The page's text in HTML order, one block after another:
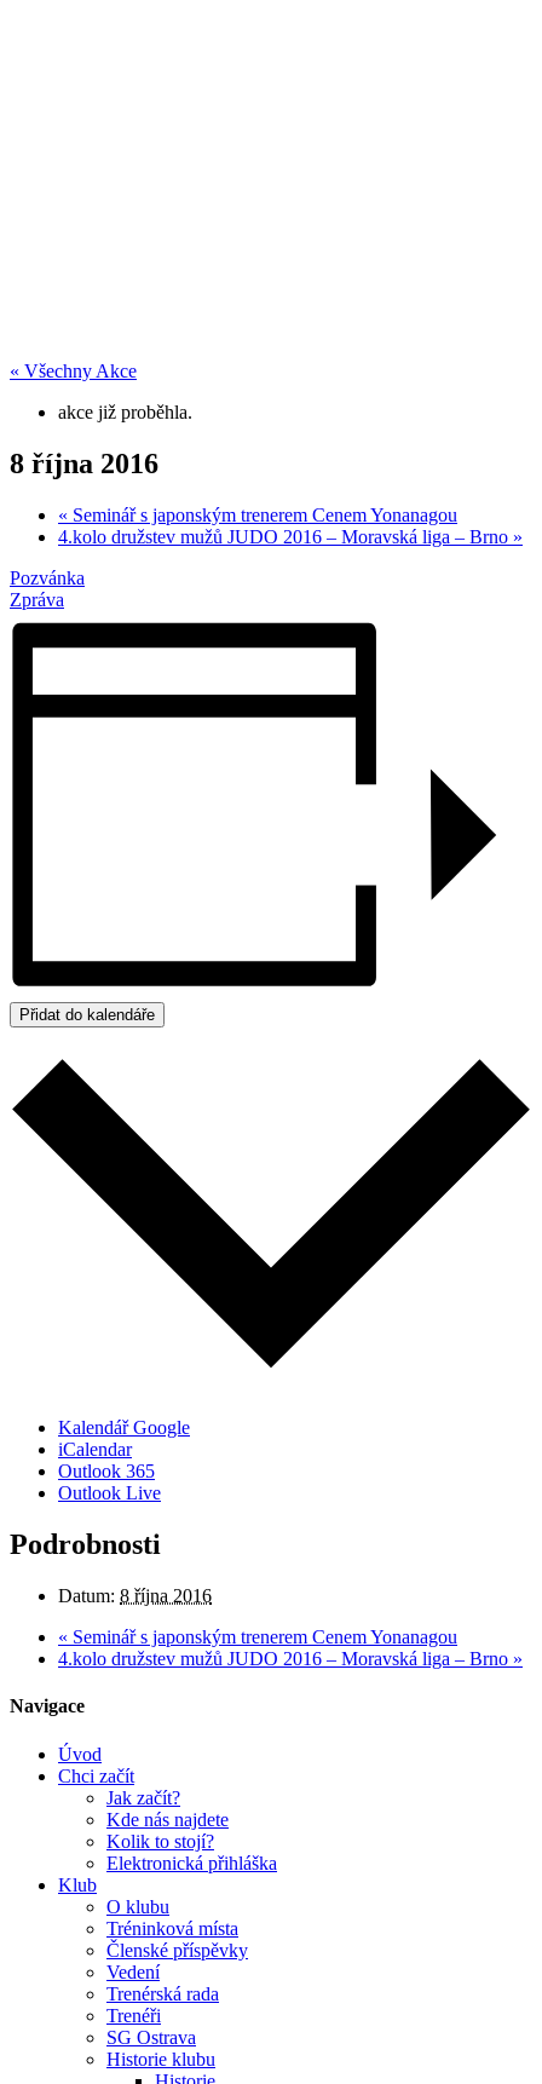
« Všechny Akce
akce již proběhla.
8 října 2016
« Seminář s japonským trenerem Cenem Yonanagou
4.kolo družstev mužů JUDO 2016 – Moravská liga – Brno »
Pozvánka
Zpráva
Přidat do kalendáře
Kalendář Google
iCalendar
Outlook 365
Outlook Live
Podrobnosti
Datum: 8 října 2016
« Seminář s japonským trenerem Cenem Yonanagou
4.kolo družstev mužů JUDO 2016 – Moravská liga – Brno »
Navigace
Úvod
Chci začít
Jak začít?
Kde nás najdete
Kolik to stojí?
Elektronická přihláška
Klub
O klubu
Tréninková místa
Členské příspěvky
Vedení
Trenérská rada
Trenéři
SG Ostrava
Historie klubu